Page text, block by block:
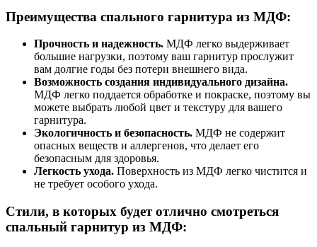
Преимущества спального гарнитура из МДФ:
Прочность и надежность. МДФ легко выдерживает
большие нагрузки, поэтому ваш гарнитур прослужит
вам долгие годы без потери внешнего вида.
Возможность создания индивидуального дизайна.
МДФ легко поддается обработке и покраске, поэтому вы
можете выбрать любой цвет и текстуру для вашего
гарнитура.
Экологичность и безопасность. МДФ не содержит
опасных веществ и аллергенов, что делает его
безопасным для здоровья.
Легкость ухода. Поверхность из МДФ легко чистится и
не требует особого ухода.
Стили, в которых будет отлично смотреться
спальный гарнитур из МДФ: